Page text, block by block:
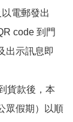
電郵發出
code 到門
出示訊息即
貨款後，本
眾假期）以順